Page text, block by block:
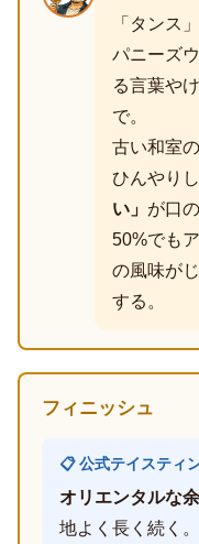
「タンス
パニーズ
る言葉や
で。
古い和室
ひんやり
い」 が口
50%でも
の風味が
する。
フィニッシュ
📋 公式テイスティ
オリエンタルな
地よく長く続く。